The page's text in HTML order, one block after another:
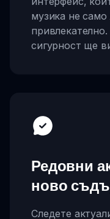
музика не
сигурност ще
Редовни
ново
Следете